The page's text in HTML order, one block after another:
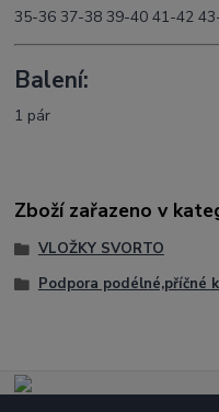
35-36 37-38 39-40 41-42
Balení:
1 pár
Zboží zařazeno v
VLOŽKY SVORTO
Podpora podélné,příčné